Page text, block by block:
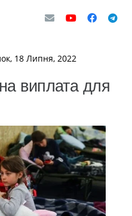
18 Липня, 2022
виплата для